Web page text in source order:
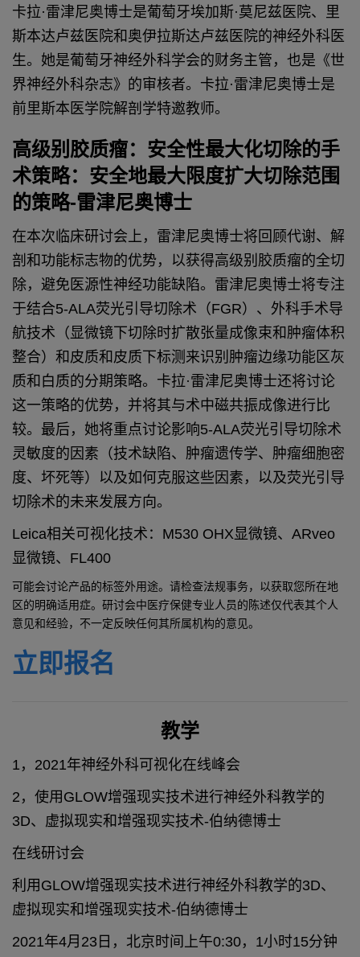
卡拉·雷津尼奥博士是葡萄牙埃加斯·莫尼兹医院、里
斯本达卢兹医院和奥伊拉斯达卢兹医院的神经外科医
生。她是葡萄牙神经外科学会的财务主管，也是《世
界神经外科杂志》的审核者。卡拉·雷津尼奥博士是
前里斯本医学院解剖学特邀教师。
高级别胶质瘤：安全性最大化切除的手
术策略：安全地最大限度扩大切除范围
的策略-雷津尼奥博士
在本次临床研讨会上，雷津尼奥博士将回顾代谢、解
剖和功能标志物的优势，以获得高级别胶质瘤的全切
除，避免医源性神经功能缺陷。 雷津尼奥博士将专注
于结合5-ALA荧光引导切除术（FGR）、外科手术导
航技术（显微镜下切除时扩散张量成像束和肿瘤体积
整合）和皮质和皮质下标测来识别肿瘤边缘功能区灰
质和白质的分期策略。 卡拉·雷津尼奥博士还将讨论
这一策略的优势，并将其与术中磁共振成像进行比
较。 最后，她将重点讨论影响5-ALA荧光引导切除术
灵敏度的因素（技术缺陷、肿瘤遗传学、肿瘤细胞密
度、坏死等）以及如何克服这些因素，以及荧光引导
切除术的未来发展方向。
Leica相关可视化技术：M530 OHX显微镜、ARveo
显微镜、FL400
可能会讨论产品的标签外用途。请检查法规事务，以获取您所在地
区的明确适用症。研讨会中医疗保健专业人员的陈述仅代表其个人
意见和经验，不一定反映任何其所属机构的意见。
立即报名
教学
1，2021年神经外科可视化在线峰会
2，使用GLOW增强现实技术进行神经外科教学的
3D、虚拟现实和增强现实技术-伯纳德博士
在线研讨会
利用GLOW增强现实技术进行神经外科教学的3D、
虚拟现实和增强现实技术-伯纳德博士
2021年4月23日，北京时间上午0:30，1小时15分钟